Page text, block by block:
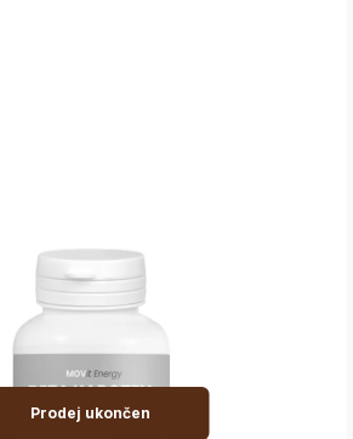
Prodej ukončen